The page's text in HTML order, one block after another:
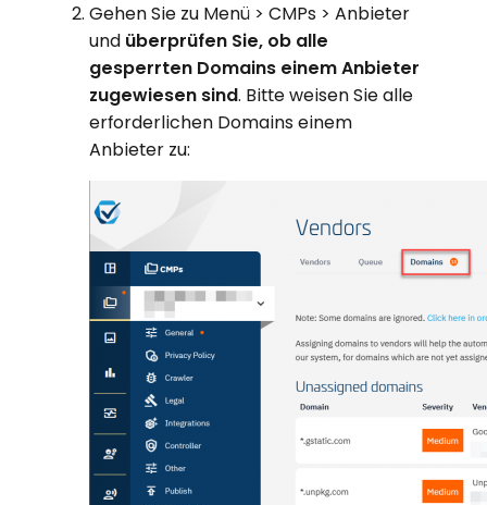
Gehen Sie zu Menü > CMPs > Anbieter
und überprüfen Sie, ob alle
gesperrten Domains einem Anbieter
zugewiesen sind. Bitte weisen Sie alle
erforderlichen Domains einem
Anbieter zu: